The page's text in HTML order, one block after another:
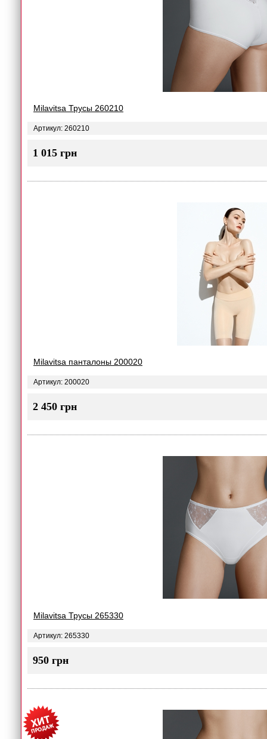
Milavitsa Трусы 260210
Артикул: 260210
1 015 грн
Milavitsa панталоны 200020
Артикул: 200020
2 450 грн
Milavitsa Трусы 265330
Артикул: 265330
950 грн